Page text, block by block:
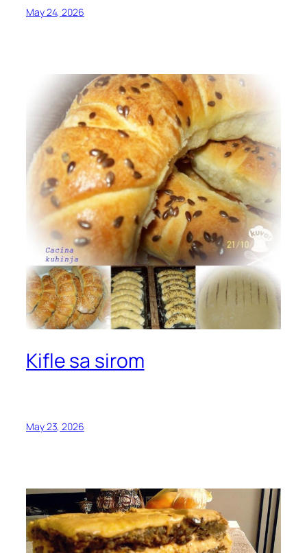
May 24, 2026
Kifle sa sirom
May 23, 2026